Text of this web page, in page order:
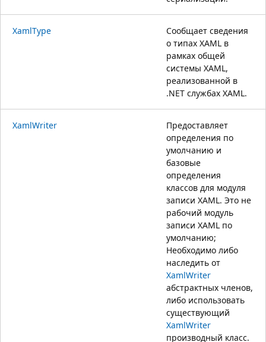
XamlType
Сообщает сведения
о типах XAML в
рамках общей
системы XAML,
реализованной в
.NET службах XAML.
XamlWriter
Предоставляет
определения по
умолчанию и
базовые
определения
классов для модуля
записи XAML. Это не
рабочий модуль
записи XAML по
умолчанию;
Необходимо либо
наследить от
XamlWriter
абстрактных членов,
либо использовать
существующий
XamlWriter
производный класс.